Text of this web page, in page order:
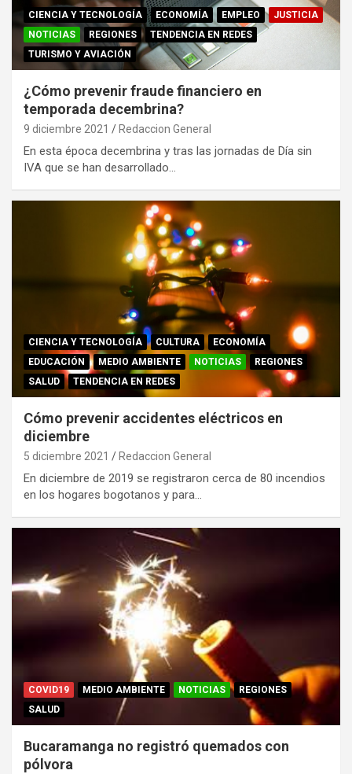
CIENCIA Y TECNOLOGÍA ECONOMÍA EMPLEO
JUSTICIA
NOTICIAS
REGIONES
TENDENCIA EN REDES
TURISMO Y AVIACIÓN
¿Cómo prevenir fraude financiero en
temporada decembrina?
9 diciembre 2021 Redaccion General
En esta época decembrina y tras las jornadas de Día sin
IVA que se han desarrollado…
CIENCIA Y TECNOLOGÍA CULTURA
ECONOMÍA
EDUCACIÓN
MEDIO AMBIENTE NOTICIAS
REGIONES
SALUD
TENDENCIA EN REDES
Cómo prevenir accidentes eléctricos en
diciembre
5 diciembre 2021 Redaccion General
En diciembre de 2019 se registraron cerca de 80 incendios
en los hogares bogotanos y para…
COVID19 MEDIO AMBIENTE NOTICIAS
REGIONES
SALUD
Bucaramanga no registró quemados con
pólvora